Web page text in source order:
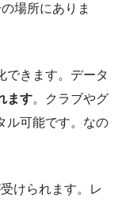
場所にありま
できます。データ
ます。クラブやグ
ル可能です。なの
けられます。レ